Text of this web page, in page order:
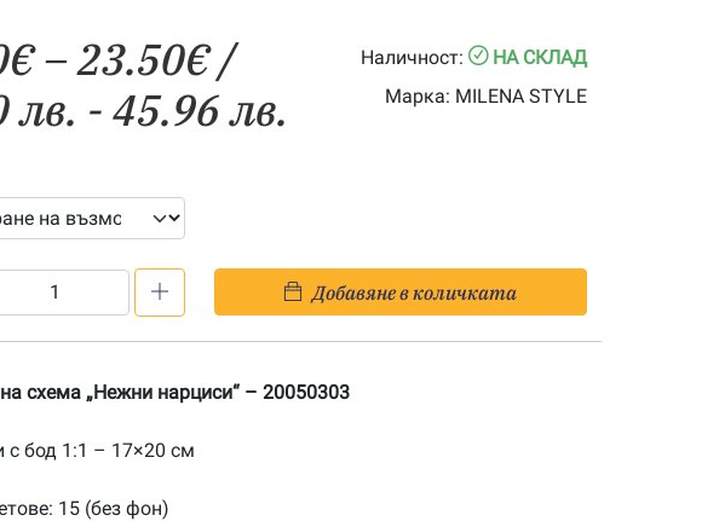
€–23.50€Price
range:
23.50€
/
лв. - 45.96 лв.
Наличност:
НА СКЛАД
Марка: MILENA STYLE
Добавяне в количката
схема „Нежни нарциси“ – 20050303
с бод 1:1 – 17×20 см
15 (без фон)